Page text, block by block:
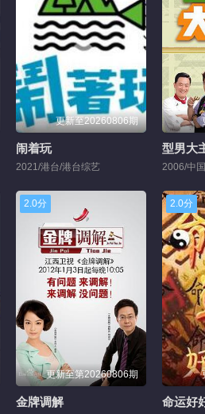
更新至20260806期
闹着玩
2021/港台/港台综艺
型男大
2006/中
2.0分
更新至第20260806期
金牌调解
2.0分
命运好